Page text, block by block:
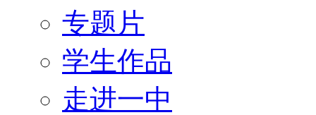
专题片
学生作品
走进一中